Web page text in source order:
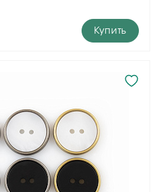
Купить